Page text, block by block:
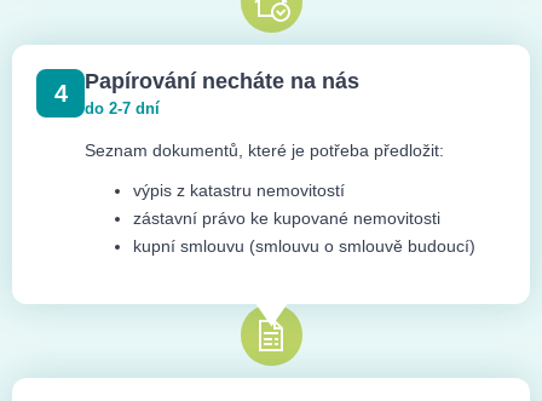
4 Papírování necháte na nás
do 2-7 dní
Seznam dokumentů, které je potřeba předložit:
výpis z katastru nemovitostí
zástavní právo ke kupované nemovitosti
kupní smlouvu (smlouvu o smlouvě budoucí)